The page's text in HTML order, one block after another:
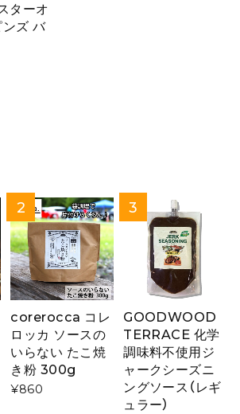
ターオ
ズ バ
corerocca コレ
ロッカ ソースの
いらない たこ焼
き粉 300g
¥860
GOODWOOD
TERRACE 化学
調味料不使用ジ
ャークシーズニ
ングソース（レギ
ュラー）